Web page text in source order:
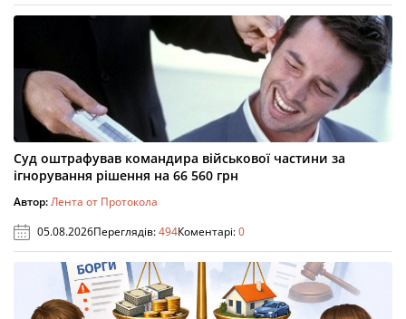
Суд оштрафував командира військової частини за
ігнорування рішення на 66 560 грн
Автор:Лента от Протокола
05.08.2026Переглядів:494Коментарі:0